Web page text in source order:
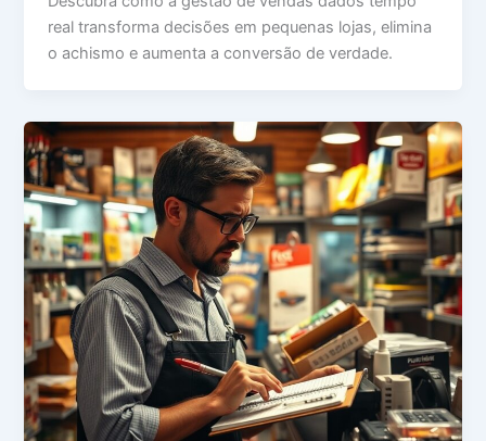
real transforma decisões em pequenas lojas, elimina
o achismo e aumenta a conversão de verdade.